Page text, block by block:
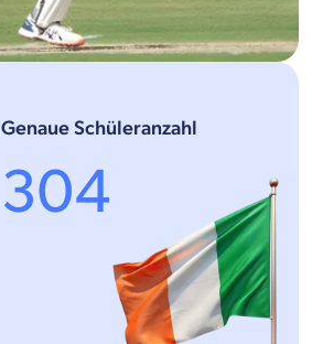
Genaue Schüleranzahl
304